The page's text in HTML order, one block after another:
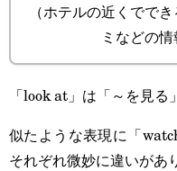
（ホテルの近くでで
ミなどの
「look at」は「～を見る
似たような表現に「
それぞれ微妙に違いがあ